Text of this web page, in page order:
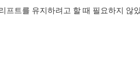
트를 유지하려고 할 때 필요하지 않